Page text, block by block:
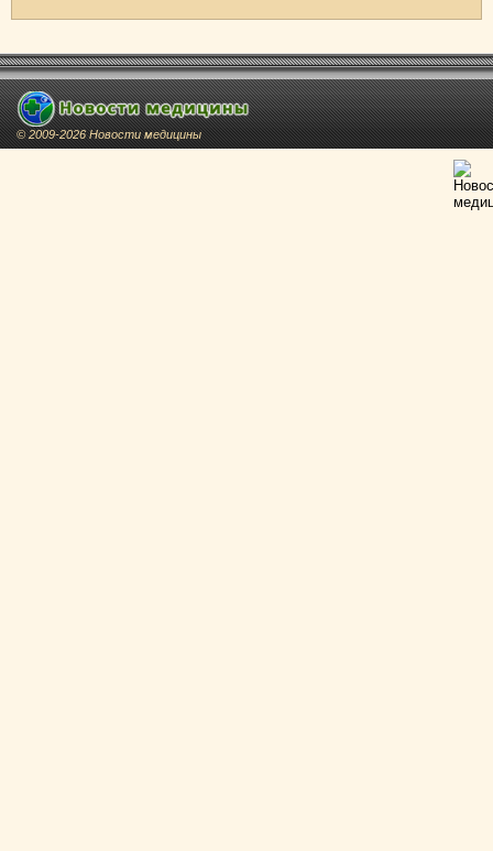
© 2009-2026 Новости медицины